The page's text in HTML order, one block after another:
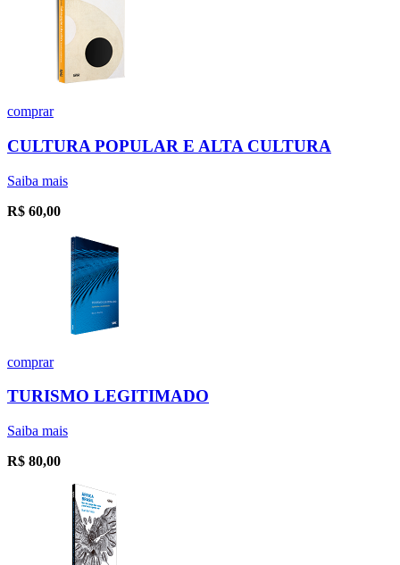
comprar
CULTURA POPULAR E ALTA CULTURA
Saiba mais
R$ 60,00
comprar
TURISMO LEGITIMADO
Saiba mais
R$ 80,00